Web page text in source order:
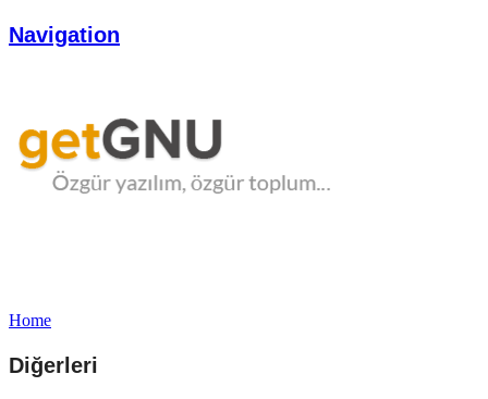
Navigation
Home
Diğerleri